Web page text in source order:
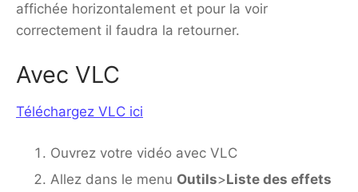
affichée horizontalement et pour la voir
correctement il faudra la retourner.
Avec VLC
Téléchargez VLC ici
Ouvrez votre vidéo avec VLC
Allez dans le menu Outils>Liste des effets